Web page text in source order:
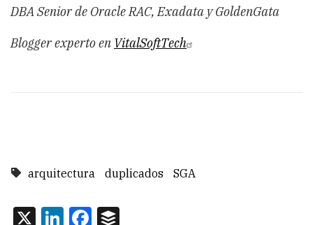
DBA Senior de Oracle RAC, Exadata y GoldenGata
Blogger experto en VitalSoftTech
arquitectura duplicados SGA
X LinkedIn
Facebook